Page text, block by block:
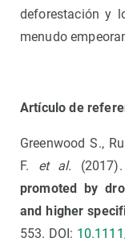
deforestación y
menudo
Artículo de
Greenwood S.,
F. et al. (2017).
promoted by
and higher
553. DOI: